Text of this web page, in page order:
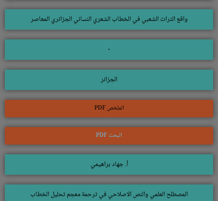
واقع التراث الشعبي في الخطاب الشعري النسائي الجزائري المعاصر
-
الجزائر
الملخص PDF
البحث PDF
أ. جهاد براهيمي
المصطلح العلمي والنص الاصلاحي في ترحمة معجم تحليل الخطاب